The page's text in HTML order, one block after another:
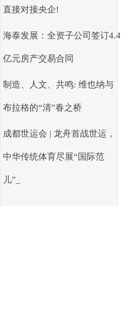
直接对接央企!
海泰发展：全资子公司签订4.4
亿元房产交易合同
制造、人文、共鸣: 维也纳与
布拉格的“清”春之桥
成都世运会 | 龙舟首战世运，
中华传统体育尽展“国际范
儿”_